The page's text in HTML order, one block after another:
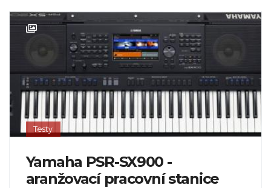
Testy
Yamaha PSR-SX900 -
aranžovací pracovní stanice